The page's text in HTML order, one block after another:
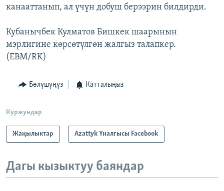
канааттанып, ал үчүн добуш берээрин билдирди.
Кубанычбек Кулматов Бишкек шаарынын
мэрлигине көрсөтүлгөн жалгыз талапкер.
(EBM/RK)
Бөлүшүңүз Катталыңыз
Куржундар
Жаңылыктар Azattyk Үналгысы Facebook
Дагы кызыктуу баяндар